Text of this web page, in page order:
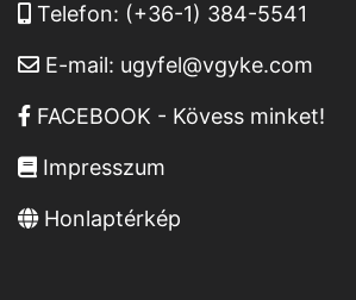
Telefon: (+36-1) 384-5541
E-mail: ugyfel@vgyke.com
FACEBOOK - Kövess minket!
Impresszum
Honlaptérkép